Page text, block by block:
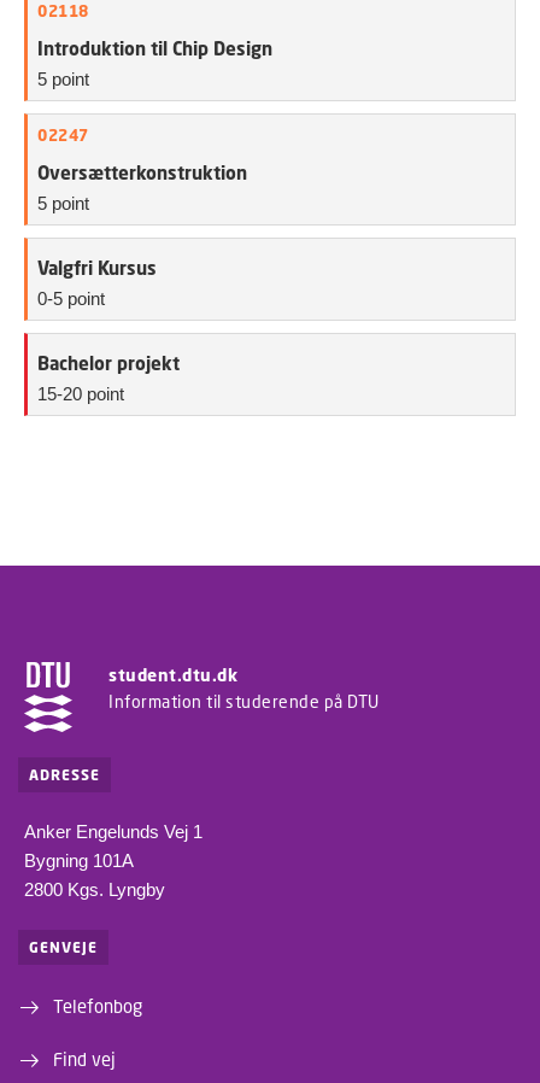
02118
Introduktion til Chip Design
5 point
02247
Oversætterkonstruktion
5 point
Valgfri Kursus
0-5 point
Bachelor projekt
15-20 point
student.dtu.dk
Information til studerende på DTU
ADRESSE
Anker Engelunds Vej 1
Bygning 101A
2800 Kgs. Lyngby
GENVEJE
Telefonbog
Find vej